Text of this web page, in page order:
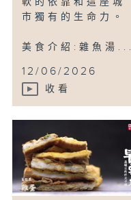
市獨有的生命力。
美食介紹:雜魚湯...
12/06/2026
收看